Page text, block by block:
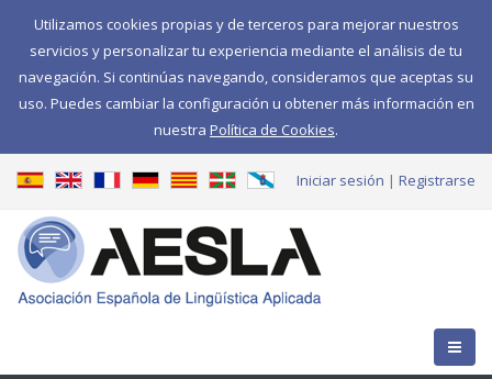
Utilizamos cookies propias y de terceros para mejorar nuestros
servicios y personalizar tu experiencia mediante el análisis de tu
navegación. Si continúas navegando, consideramos que aceptas su
uso. Puedes cambiar la configuración u obtener más información en
nuestra Política de Cookies.
Iniciar sesión Registrarse